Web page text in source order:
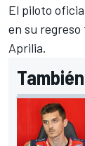
El piloto
en su
Aprilia.